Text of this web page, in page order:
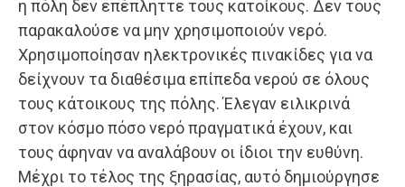
η πόλη δεν επέπληττε τους κατοίκους. Δεν τους
παρακαλούσε να μην χρησιμοποιούν νερό.
Χρησιμοποίησαν ηλεκτρονικές πινακίδες για να
δείχνουν τα διαθέσιμα επίπεδα νερού σε όλους
τους κάτοικους της πόλης. Έλεγαν ειλικρινά
στον κόσμο πόσο νερό πραγματικά έχουν, και
τους άφηναν να αναλάβουν οι ίδιοι την ευθύνη.
Μέχρι το τέλος της ξηρασίας, αυτό δημιούργησε